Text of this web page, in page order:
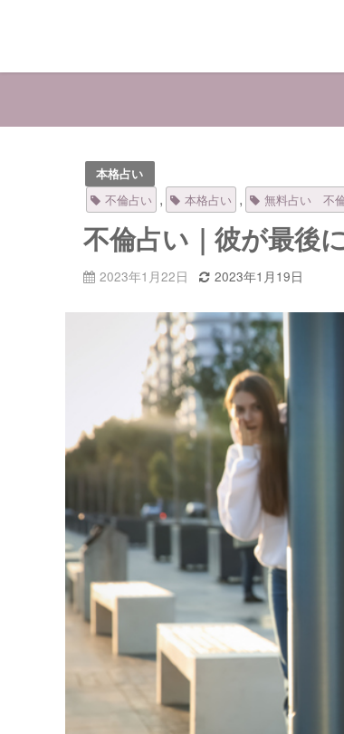
本格占い
不倫占い , 本格占い , 無料占い 不
不倫占い｜彼が最後
2023年1月22日 2023年1月19日